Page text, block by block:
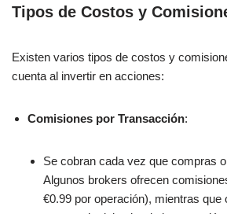
Tipos de Costos y
Existen varios tipos de costos y
cuenta al invertir en acciones:
Comisiones por Transacción:
Se cobran cada vez que compras
Algunos brokers ofrecen
€0.99 por operación), mientras que